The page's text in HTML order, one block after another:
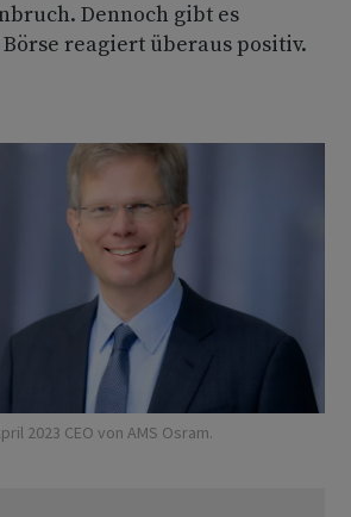
Dennoch gibt es
reagiert überaus positiv.
2023 CEO von AMS Osram.